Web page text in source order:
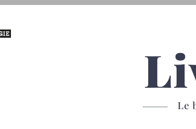
Le